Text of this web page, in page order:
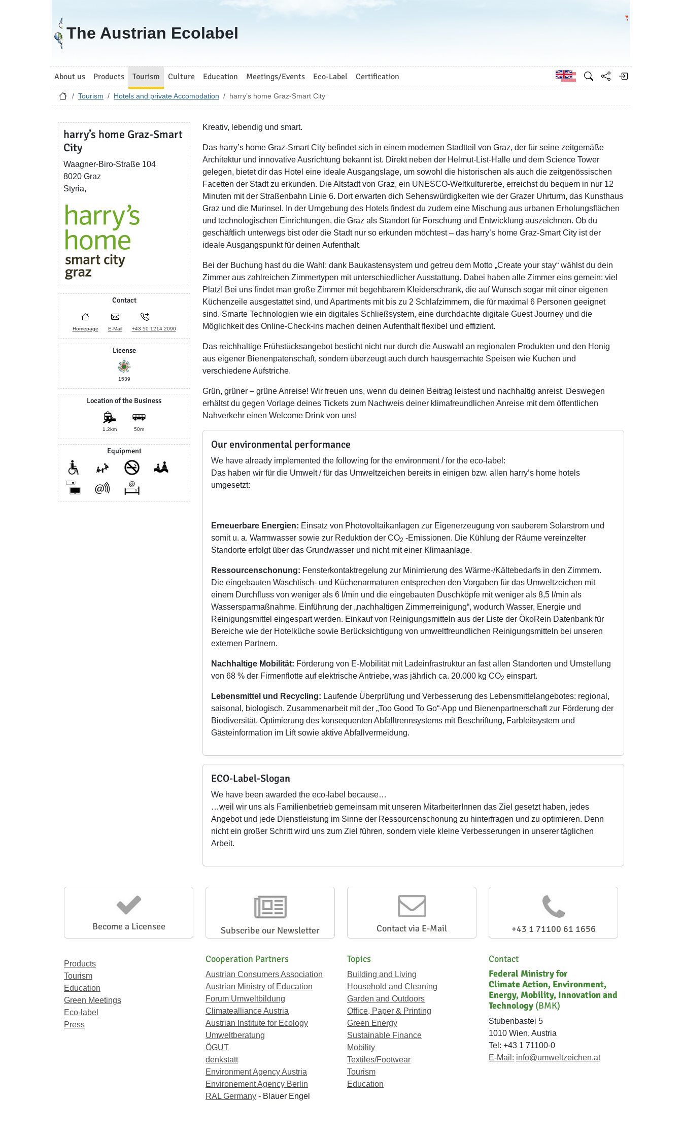
Go to homepage
The Austrian Ecolabel
Go to the
About us Products Tourism Culture Education Meetings/Events Eco-Label Certification German
Tourism Hotels and private Accomodation harry’s home Graz-Smart City
harry’s home Graz-Smart
City
Waagner-Biro-Straße 104
8020 Graz
Styria,
Contact
Homepage E-Mail +43 50 1214 2090
License
1539
Location of the Business
1.2km 50m
Equipment
Kreativ, lebendig und smart.
Das harry’s home Graz-Smart City befindet sich in einem modernen Stadtteil von Graz, der für seine zeitgemäße
Architektur und innovative Ausrichtung bekannt ist. Direkt neben der Helmut-List-Halle und dem Science Tower
gelegen, bietet dir das Hotel eine ideale Ausgangslage, um sowohl die historischen als auch die zeitgenössischen
Facetten der Stadt zu erkunden. Die Altstadt von Graz, ein UNESCO-Weltkulturerbe, erreichst du bequem in nur 12
Minuten mit der Straßenbahn Linie 6. Dort erwarten dich Sehenswürdigkeiten wie der Grazer Uhrturm, das Kunsthaus
Graz und die Murinsel. In der Umgebung des Hotels findest du zudem eine Mischung aus urbanen Erholungsflächen
und technologischen Einrichtungen, die Graz als Standort für Forschung und Entwicklung auszeichnen. Ob du
geschäftlich unterwegs bist oder die Stadt nur so erkunden möchtest – das harry’s home Graz-Smart City ist der
ideale Ausgangspunkt für deinen Aufenthalt.
Bei der Buchung hast du die Wahl: dank Baukastensystem und getreu dem Motto „Create your stay“ wählst du dein
Zimmer aus zahlreichen Zimmertypen mit unterschiedlicher Ausstattung. Dabei haben alle Zimmer eins gemein: viel
Platz! Bei uns findet man große Zimmer mit begehbarem Kleiderschrank, die auf Wunsch sogar mit einer eigenen
Küchenzeile ausgestattet sind, und Apartments mit bis zu 2 Schlafzimmern, die für maximal 6 Personen geeignet
sind. Smarte Technologien wie ein digitales Schließsystem, eine durchdachte digitale Guest Journey und die
Möglichkeit des Online-Check-ins machen deinen Aufenthalt flexibel und effizient.
Das reichhaltige Frühstücksangebot besticht nicht nur durch die Auswahl an regionalen Produkten und den Honig
aus eigener Bienenpatenschaft, sondern überzeugt auch durch hausgemachte Speisen wie Kuchen und
verschiedene Aufstriche.
Grün, grüner – grüne Anreise! Wir freuen uns, wenn du deinen Beitrag leistest und nachhaltig anreist. Deswegen
erhältst du gegen Vorlage deines Tickets zum Nachweis deiner klimafreundlichen Anreise mit dem öffentlichen
Nahverkehr einen Welcome Drink von uns!
Our environmental performance
We have already implemented the following for the environment / for the eco-label:
Das haben wir für die Umwelt / für das Umweltzeichen bereits in einigen bzw. allen harry’s home hotels
umgesetzt:
Erneuerbare Energien: Einsatz von Photovoltaikanlagen zur Eigenerzeugung von sauberem Solarstrom und
somit u. a. Warmwasser sowie zur Reduktion der CO2 -Emissionen. Die Kühlung der Räume vereinzelter
Standorte erfolgt über das Grundwasser und nicht mit einer Klimaanlage.
Ressourcenschonung: Fensterkontaktregelung zur Minimierung des Wärme-/Kältebedarfs in den Zimmern.
Die eingebauten Waschtisch- und Küchenarmaturen entsprechen den Vorgaben für das Umweltzeichen mit
einem Durchfluss von weniger als 6 l/min und die eingebauten Duschköpfe mit weniger als 8,5 l/min als
Wassersparmaßnahme. Einführung der „nachhaltigen Zimmerreinigung“, wodurch Wasser, Energie und
Reinigungsmittel eingespart werden. Einkauf von Reinigungsmitteln aus der Liste der ÖkoRein Datenbank für
Bereiche wie der Hotelküche sowie Berücksichtigung von umweltfreundlichen Reinigungsmitteln bei unseren
externen Partnern.
Nachhaltige Mobilität: Förderung von E-Mobilität mit Ladeinfrastruktur an fast allen Standorten und Umstellung
von 68 % der Firmenflotte auf elektrische Antriebe, was jährlich ca. 20.000 kg CO2 einspart.
Lebensmittel und Recycling: Laufende Überprüfung und Verbesserung des Lebensmittelangebotes: regional,
saisonal, biologisch. Zusammenarbeit mit der „Too Good To Go“-App und Bienenpartnerschaft zur Förderung der
Biodiversität. Optimierung des konsequenten Abfalltrennsystems mit Beschriftung, Farbleitsystem und
Gästeinformation im Lift sowie aktive Abfallvermeidung.
ECO-Label-Slogan
We have been awarded the eco-label because…
…weil wir uns als Familienbetrieb gemeinsam mit unseren MitarbeiterInnen das Ziel gesetzt haben, jedes
Angebot und jede Dienstleistung im Sinne der Ressourcenschonung zu hinterfragen und zu optimieren. Denn
nicht ein großer Schritt wird uns zum Ziel führen, sondern viele kleine Verbesserungen in unserer täglichen
Arbeit.
Become a Licensee Subscribe our Newsletter Contact via E-Mail +43 1 71100 61 1656
Products
Tourism
Education
Green Meetings
Eco-label
Press
Cooperation Partners
Austrian Consumers Association
Austrian Ministry of Education
Forum Umweltbildung
Climatealliance Austria
Austrian Institute for Ecology
Umweltberatung
ÖGUT
denkstatt
Environment Agency Austria
Environement Agency Berlin
RAL Germany - Blauer Engel
Topics
Building and Living
Household and Cleaning
Garden and Outdoors
Office, Paper & Printing
Green Energy
Sustainable Finance
Mobility
Textiles/Footwear
Tourism
Education
Contact
Federal Ministry for
Climate Action, Environment,
Energy, Mobility, Innovation and
Technology (BMK)
Stubenbastei 5
1010 Wien, Austria
Tel: +43 1 71100-0
E-Mail: info@umweltzeichen.at